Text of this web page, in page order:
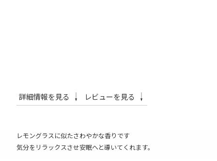
詳細情報を見る レビューを見る
レモングラスに似たさわやかな香りです
気分をリラックスさせ安眠へと導いてくれます。